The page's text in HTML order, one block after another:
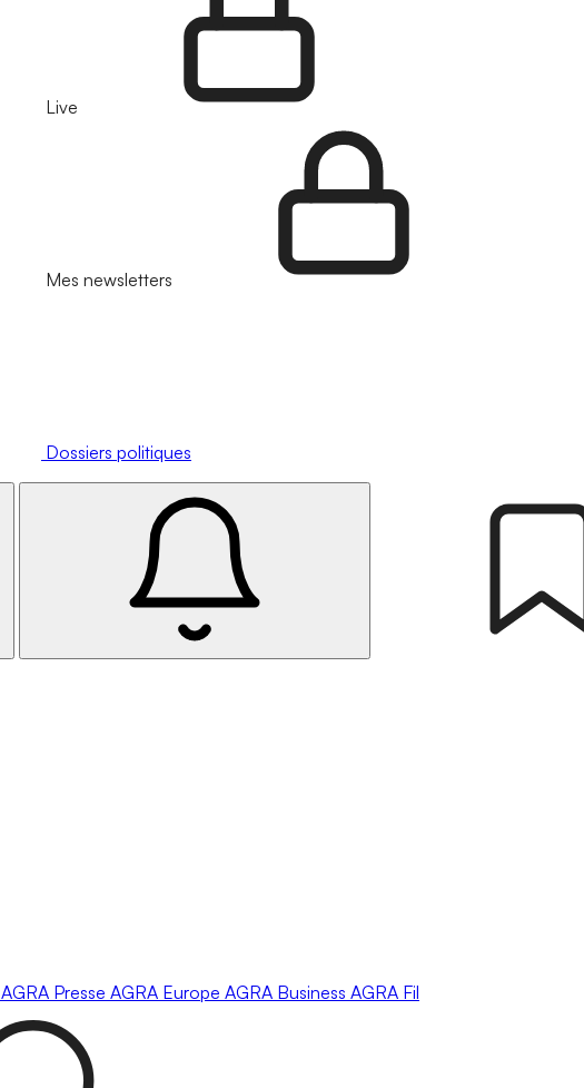
Live
Mes newsletters
Dossiers politiques
AGRA Presse AGRA Europe AGRA Business AGRA Fil